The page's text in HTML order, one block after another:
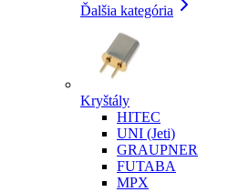
Ďalšia kategória
Kryštály
HITEC
UNI (Jeti)
GRAUPNER
FUTABA
MPX